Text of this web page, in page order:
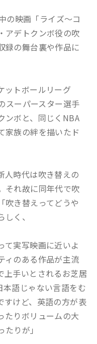
の映画「ライズ～コ
アデトクンボ役の吹
録の舞台裏や作品に
ットボールリーグ
スーパースター選手
ンボと、同じくNBA
家族の絆を描いたド
人時代は吹き替えの
それ故に同年代で吹
吹き替えってどうや
く、
て実写映画に近いよ
ィのある作品が主流
上手いとされるお芝居
本語じゃない言語をむ
すけど、英語の方が表
たりボリュームの大
りが」